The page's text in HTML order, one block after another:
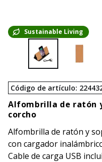
Sustainable Living
Código de artículo:
Alfombrilla de ratón
corcho
Alfombrilla de ratón y
con cargador
Cable de carga USB